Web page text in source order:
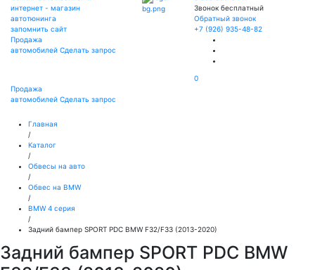
интернет - магазин
автотюнинга
запомнить сайт
Продажа
автомобилей Сделать запрос
Звонок бесплатный
Обратный звонок
+7 (926) 935-48-82
0
Продажа
автомобилей Сделать запрос
Главная
/
Каталог
/
Обвесы на авто
/
Обвес на BMW
/
BMW 4 серия
/
Задний бампер SPORT PDC BMW F32/F33 (2013-2020)
Задний бампер SPORT PDC BMW